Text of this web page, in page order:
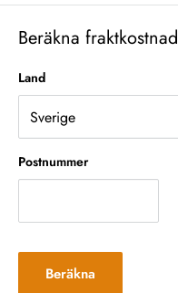
Beräkna fraktkostnad
Land
Postnummer
Beräkna